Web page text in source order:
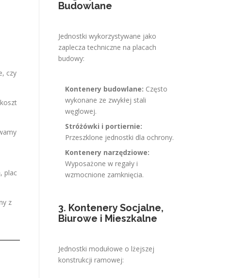
czy
plac
z
Budowlane
Jednostki wykorzystywane jako
zaplecza techniczne na placach
budowy:
Kontenery budowlane: Często
wykonane ze zwykłej stali
węglowej.
Stróżówki i portiernie:
Przeszklone jednostki dla ochrony.
Kontenery narzędziowe:
Wyposażone w regały i
wzmocnione zamknięcia.
3. Kontenery Socjalne,
Biurowe i Mieszkalne
Jednostki modułowe o lżejszej
konstrukcji ramowej: